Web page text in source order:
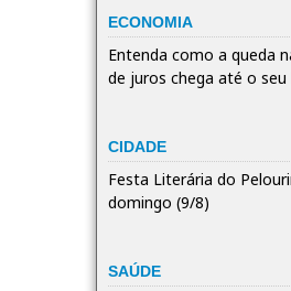
ECONOMIA
Entenda como a queda
de juros chega até o seu
CIDADE
Festa Literária do
domingo (9/8)
SAÚDE